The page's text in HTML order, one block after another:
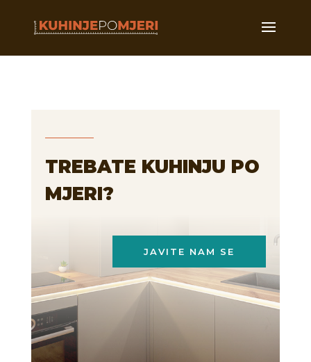
TREBATE KUHINJU PO
MJERI?
JAVITE NAM SE